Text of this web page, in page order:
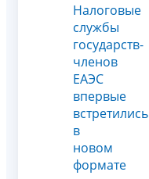
Налоговые
службы
государств-
членов
ЕАЭС
впервые
встретились
в
новом
формате